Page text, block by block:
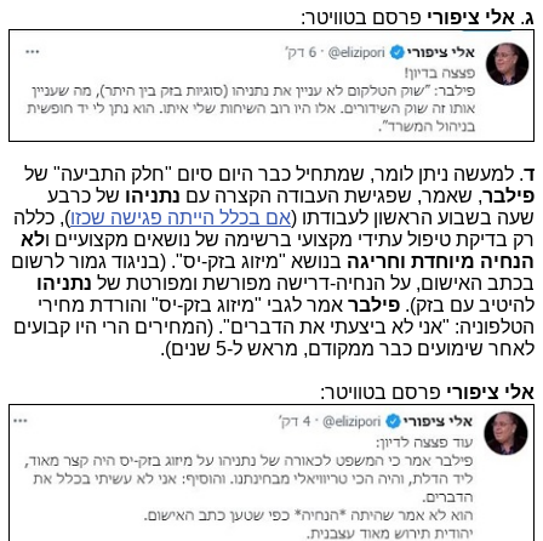
ג. אלי ציפורי פרסם בטוויטר:
ד. למעשה ניתן לומר, שמתחיל כבר היום סיום "חלק התביעה" של
פילבר, שאמר, שפגישת העבודה הקצרה עם נתניהו של כרבע
שעה בשבוע הראשון לעבודתו (אם בכלל הייתה פגישה שכזו), כללה
רק בדיקת טיפול עתידי מקצועי ברשימה של נושאים מקצועיים ולא
הנחיה מיוחדת וחריגה בנושא "מיזוג בזק-יס". (בניגוד גמור לרשום
בכתב האישום, על הנחיה-דרישה מפורשת ומפורטת של נתניהו
להיטיב עם בזק). פילבר אמר לגבי "מיזוג בזק-יס" והורדת מחירי
הטלפוניה: "אני לא ביצעתי את הדברים". (המחירים הרי היו קבועים
לאחר שימועים כבר ממקודם, מראש ל-5 שנים).
אלי ציפורי פרסם בטוויטר: